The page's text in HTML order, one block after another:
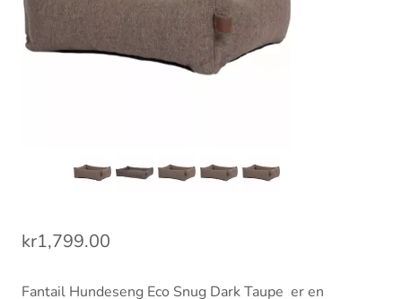
kr1,799.00
Fantail Hundeseng Eco Snug Dark Taupe er en